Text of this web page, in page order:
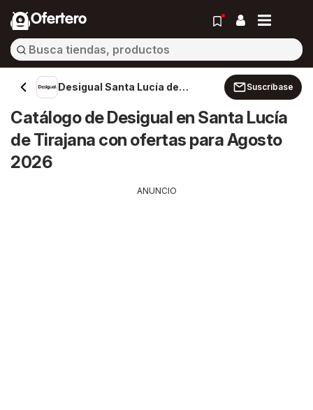
Ofertero
Desigual Santa Lucía de
Suscríbase
Catálogo de Desigual en Santa Lucía
de Tirajana con ofertas para Agosto
2026
ANUNCIO